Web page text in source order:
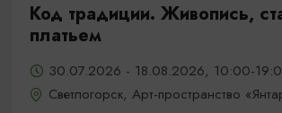
Код традиции. Живопись,
платьем
30.07.2026 - 18.08.2026, 10:00-
Светлогорск, Арт-пространство